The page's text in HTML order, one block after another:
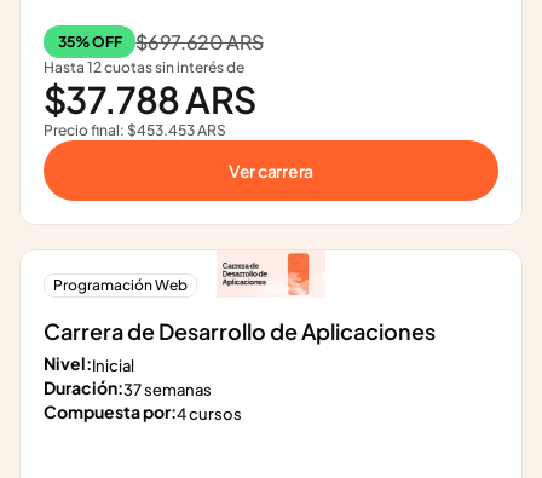
35% OFF $697.620 ARS
Hasta 12 cuotas sin interés de
$37.788 ARS
Precio final: $453.453 ARS
Ver carrera
Programación Web
Carrera de Desarrollo de Aplicaciones
Nivel:Inicial
Duración:37 semanas
Compuesta por:4 cursos